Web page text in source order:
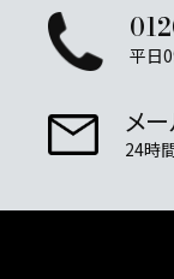
平日
メ
24時